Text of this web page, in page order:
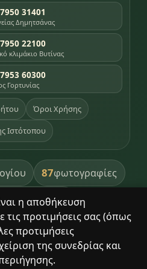
η αποθήκευση
προτιμήσεις σας (όπως
προτιμήσεις
της συνεδρίας και
31401
Δημητσάνας
22100
κλιμάκιο Βυτίνας
60300
Γορτυνίας
Όροι Χρήσης
Ιστότοπου
87φωτογραφίες
βιβλιοθήκης